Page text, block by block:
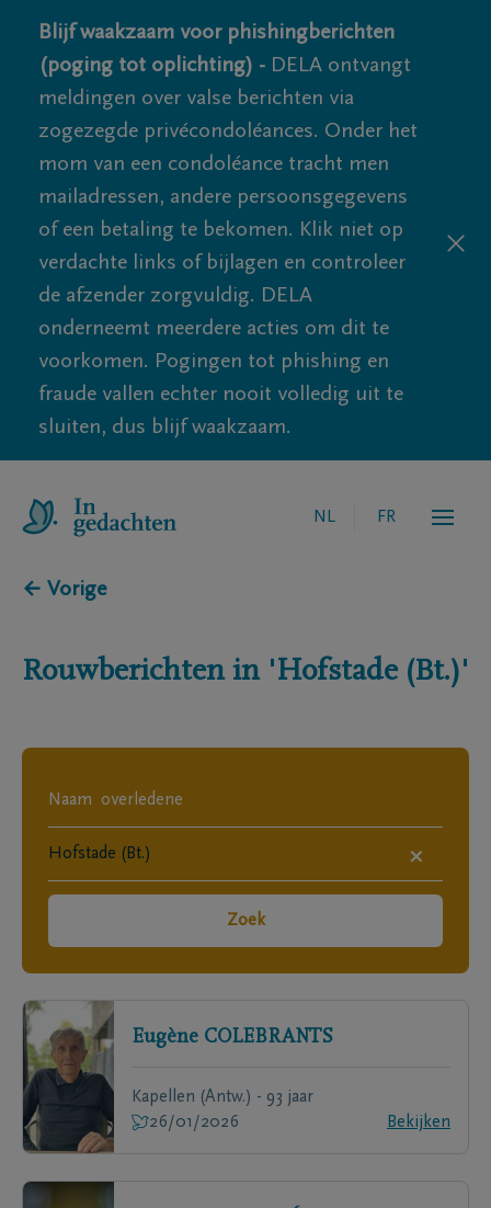
Blijf waakzaam voor phishingberichten
(poging tot oplichting) - DELA ontvangt
meldingen over valse berichten via
zogezegde privécondoléances. Onder het
mom van een condoléance tracht men
mailadressen, andere persoonsgegevens
of een betaling te bekomen. Klik niet op
verdachte links of bijlagen en controleer
de afzender zorgvuldig. DELA
onderneemt meerdere acties om dit te
voorkomen. Pogingen tot phishing en
fraude vallen echter nooit volledig uit te
sluiten, dus blijf waakzaam.
NL FR
← Vorige
Rouwberichten in 'Hofstade (Bt.)'
×
Zoek
Eugène COLEBRANTS
Kapellen (Antw.) - 93 jaar
26/01/2026
Bekijken